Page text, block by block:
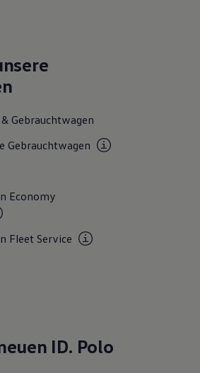
&Gebrauchtwagen
Gebrauchtwagen
Economy
FleetService
ID. Polo